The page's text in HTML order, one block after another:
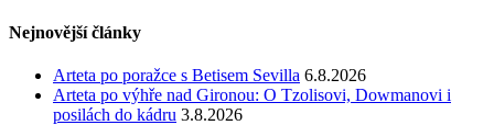
Nejnovější články
Arteta po poražce s Betisem Sevilla 6.8.2026
Arteta po výhře nad Gironou: O Tzolisovi, Dowmanovi i
posilách do kádru 3.8.2026